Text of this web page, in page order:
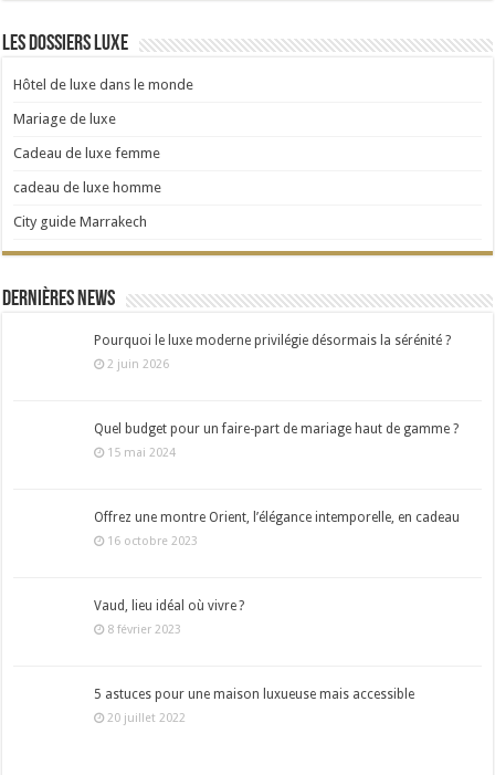
Les dossiers Luxe
Hôtel de luxe dans le monde
Mariage de luxe
Cadeau de luxe femme
cadeau de luxe homme
City guide Marrakech
Dernières news
Pourquoi le luxe moderne privilégie désormais la sérénité ?
2 juin 2026
Quel budget pour un faire-part de mariage haut de gamme ?
15 mai 2024
Offrez une montre Orient, l’élégance intemporelle, en cadeau
16 octobre 2023
Vaud, lieu idéal où vivre ?
8 février 2023
5 astuces pour une maison luxueuse mais accessible
20 juillet 2022